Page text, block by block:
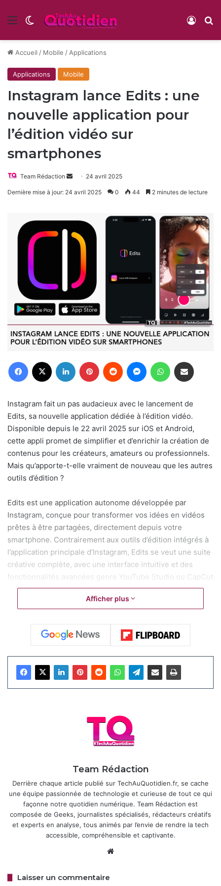
Menu Switch skin
Accueil / Mobile / Applications
Applications Mobile
Instagram lance Edits : une
nouvelle application pour
l’édition vidéo sur
smartphones
Team Rédaction
Envoyer24 avril 2025
Dernière mise à jour: 24 avril 2025 0 44 2 minutes de lecture
Facebook Linkedin Pinterest Reddit MessengerWhatsApp
Instagram fait un pas audacieux avec le lancement de
Edits, sa nouvelle application dédiée à l’édition vidéo.
Disponible depuis le 22 avril 2025 sur iOS et Android,
cette appli promet de simplifier et d’enrichir la création de
contenus pour les créateurs, amateurs ou professionnels.
Mais qu’apporte-t-elle vraiment de nouveau que les autres
outils d’édition ?
Edits est une application autonome développée par
Instagram, conçue pour transformer vos idées en vidéos
prêtes à être partagées, directement depuis votre
smartphone. Contrairement aux outils d’édition intégrés à
l’application principale d’Instagram, Edits se veut une suite
créative complète, avec une interface intuitive et des
fonctionnalités avancées genre YouTube Studio ou CapCut
de TikToK. Selon Adam Mosseri, le patron d’Instagram,
l’objectif est clair : proposer aux créateurs un outil puissant
pour Instagram, mais aussi pour d’autres plateformes pour
aller plus loin.
L’appli arrive à un moment ou il y a de l’incertitude autour
de TikTok et de son application d’édition associée, CapCut,
aux États-Unis, Instagram semble vouloir en profiter et
fonctionnalités qui la distinguent, notamment grâce à
l’intégration de l’intelligence artificielle (IA).
Instagram dément écouter vos
conversations pour les pubs
3 octobre 2025
puissance pour séduire les créateurs. Voici un aperçu des
Afficher plus
Team Rédaction
Derrière chaque article publié sur TechAuQuotidien.fr, se cache
une équipe passionnée de technologie et curieuse de tout ce qui
façonne notre quotidien numérique. Team Rédaction est
composée de Geeks, journalistes spécialisés, rédacteurs créatifs
et experts en analyse, tous animés par l’envie de rendre la tech
accessible, compréhensible et captivante.
Laisser un commentaire